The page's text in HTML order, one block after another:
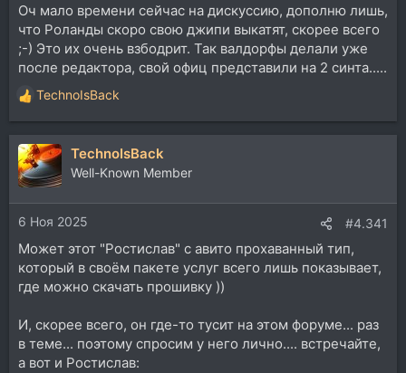
закона, мол прошивку сами качайте... но по факту
все их действия направлены на то, чтоб спиратить и
расшарить чужой труд. Удивительно, что в этой
цепочке вам больше всего жалко именно этих
промежуточных 'пиратов' , а не гениальных
разработчиков легендарных алгоритмов.
Оч мало времени сейчас на дискуссию, дополню лишь,
что Роланды скоро свою джипи выкатят, скорее всего
;-) Это их очень взбодрит. Так валдорфы делали уже
после редактора, свой офиц представили на 2 синта.....
Р
е
а
к
ц
и
и
:
TechnoIsBack
TechnoIsBack
Well-Known Member
6 Ноя 2025 #4.341
Может этот "Ростислав" с авито прохаванный тип,
который в своём пакете услуг всего лишь показывает,
где можно скачать прошивку ))
И, скорее всего, он где-то тусит на этом форуме... раз
в теме... поэтому спросим у него лично.... встречайте,
а вот и Ростислав: